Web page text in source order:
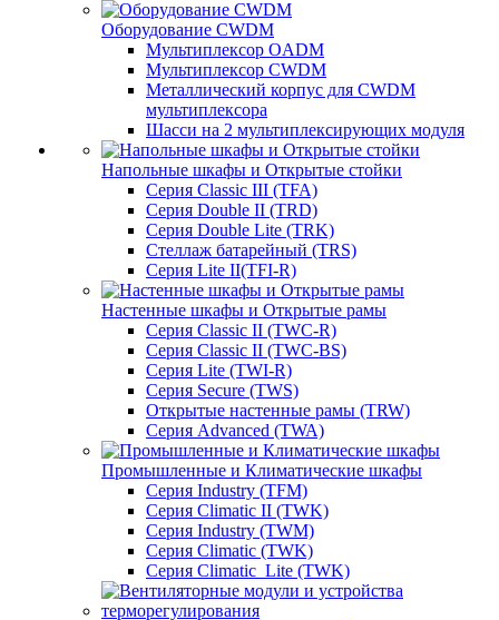
Оборудование CWDM
Мультиплекcор OADM
Мультиплексор CWDM
Металлический корпус для CWDM
мультиплексора
Шасси на 2 мультиплексирующих модуля
Напольные шкафы и Открытые стойки
Серия Classic III (TFA)
Серия Double II (TRD)
Серия Double Lite (TRK)
Стеллаж батарейный (TRS)
Серия Lite II(TFI-R)
Настенные шкафы и Открытые рамы
Серия Classic II (TWC-R)
Серия Classic II (TWC-BS)
Серия Lite (TWI-R)
Серия Secure (TWS)
Открытые настенные рамы (TRW)
Серия Advanced (TWA)
Промышленные и Климатические шкафы
Серия Industry (TFM)
Серия Climatic II (TWK)
Серия Industry (TWM)
Серия Climatic (TWK)
Серия Climatic_Lite (TWK)